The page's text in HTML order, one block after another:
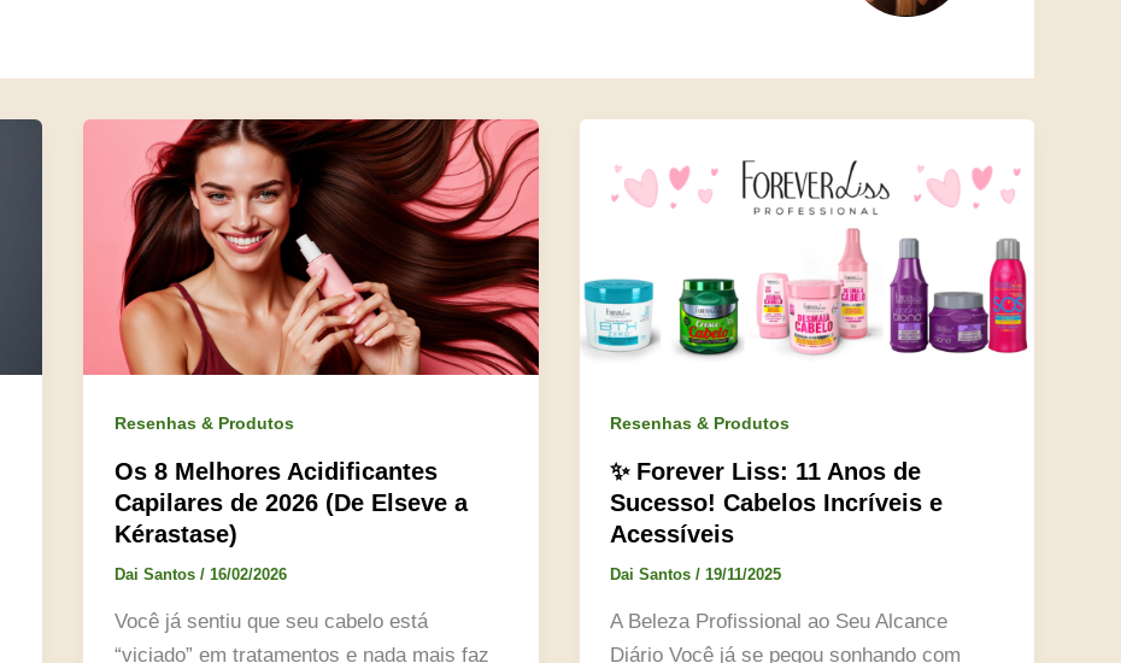
Resenhas & Produtos
Os 8 Melhores Acidificantes
Capilares de 2026 (De Elseve a
Kérastase)
Dai Santos / 16/02/2026
Você já sentiu que seu cabelo está
“viciado” em tratamentos e nada mais faz
Resenhas & Produtos
✨ Forever Liss: 11 Anos de
Sucesso! Cabelos Incríveis e
Acessíveis
Dai Santos/19/11/2025
A Beleza Profissional ao Seu Alcance
Diário Você já se pegou sonhando com